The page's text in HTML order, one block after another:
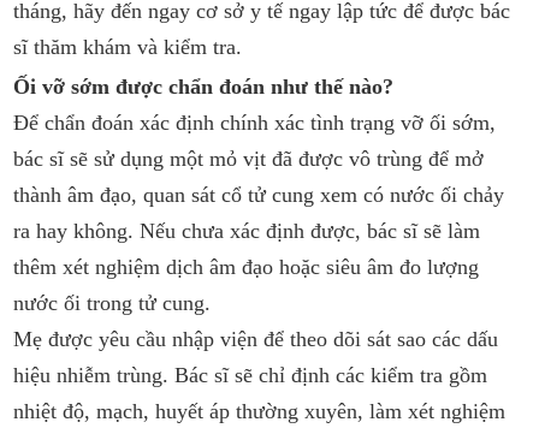
tháng, hãy đến ngay cơ sở y tế ngay lập tức để được bác
sĩ thăm khám và kiểm tra.
Ối vỡ sớm được chẩn đoán như thế nào?
Để chẩn đoán xác định chính xác tình trạng vỡ ối sớm,
bác sĩ sẽ sử dụng một mỏ vịt đã được vô trùng để mở
thành âm đạo, quan sát cổ tử cung xem có nước ối chảy
ra hay không. Nếu chưa xác định được, bác sĩ sẽ làm
thêm xét nghiệm dịch âm đạo hoặc siêu âm đo lượng
nước ối trong tử cung.
Mẹ được yêu cầu nhập viện để theo dõi sát sao các dấu
hiệu nhiễm trùng. Bác sĩ sẽ chỉ định các kiểm tra gồm
nhiệt độ, mạch, huyết áp thường xuyên, làm xét nghiệm